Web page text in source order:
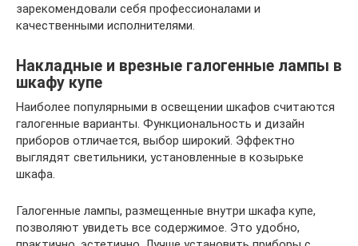
зарекомендовали себя профессионалами и
качественными исполнителями.
Накладные и врезные галогенные лампы в
шкафу купе
Наиболее популярными в освещении шкафов считаются
галогенные варианты. Функциональность и дизайн
приборов отличается, выбор широкий. Эффектно
выглядят светильники, установленные в козырьке
шкафа.
Галогенные лампы, размещенные внутри шкафа купе,
позволяют увидеть все содержимое. Это удобно,